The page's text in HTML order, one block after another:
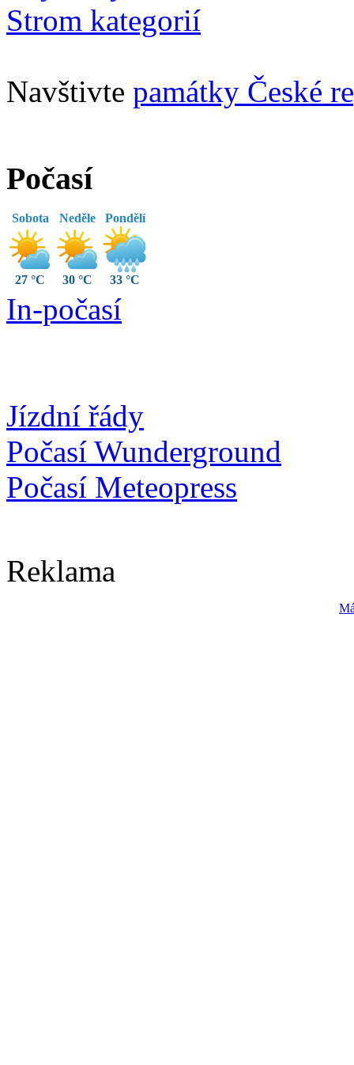
Strom kategorií
Navštivte památky České
Počasí
Sobota
27 °C
Neděle
30 °C
Pondělí
33 °C
In-počasí
Jízdní řády
Počasí Wunderground
Počasí Meteopress
Reklama